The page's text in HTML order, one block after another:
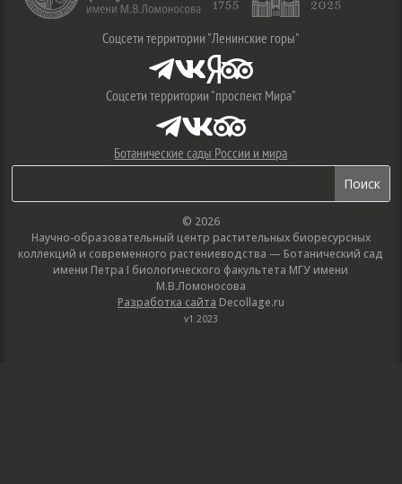
Соцсети территории "Ленинские горы"

Соцсети территории "проспект Мира"

Ботанические сады России и мира
© 2026
Научно-образовательный центр растительных биоресурсных
коллекций и современного растениеводства — Ботанический сад
имени Петра I биологического факультета МГУ имени
М.В.Ломоносова
Разработка сайта Decollage.ru
v1.2023